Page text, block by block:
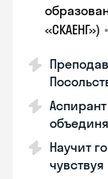
«СКАЕНГ») •
Научит
чувствуя